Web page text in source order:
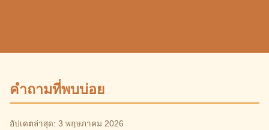
คำถามที่พบบ่อย
อัปเดตล่าสุด: 3 พฤษภาคม 2026